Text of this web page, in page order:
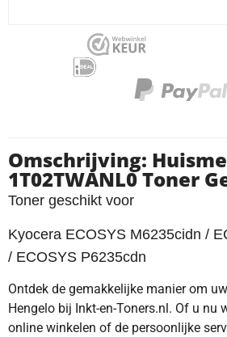
Omschrijving:
1T02TWANL0 Toner
Toner geschikt voor
Kyocera ECOSYS M6235cidn /
/ ECOSYS P6235cdn
Ontdek de gemakkelijke manier om
Hengelo bij Inkt-en-Toners.nl. Of u nu
online winkelen of de persoonlijke